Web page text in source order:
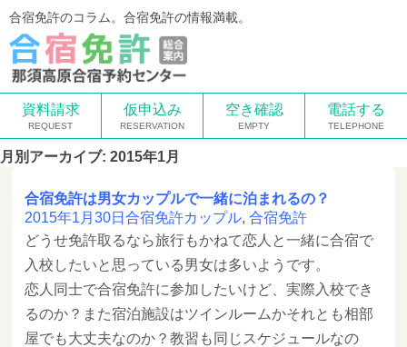
合宿免許のコラム。合宿免許の情報満載。
資料請求 仮申込み 空き確認 電話する
月別アーカイブ: 2015年1月
合宿免許は男女カップルで一緒に泊まれるの？
2015年1月30日 合宿免許カップル, 合宿免許
どうせ免許取るなら旅行もかねて恋人と一緒に合宿で
入校したいと思っている男女は多いようです。
恋人同士で合宿免許に参加したいけど、実際入校でき
るのか？また宿泊施設はツインルームかそれとも相部
屋でも大丈夫なのか？教習も同じスケジュールなの